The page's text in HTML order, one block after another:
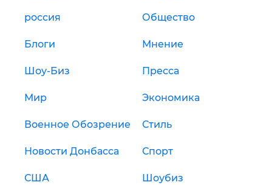
россия Общество
Блоги Мнение
Шоу-Биз Пресса
Мир Экономика
Военное Обозрение Стиль
Новости Донбасса Спорт
США Шоубиз